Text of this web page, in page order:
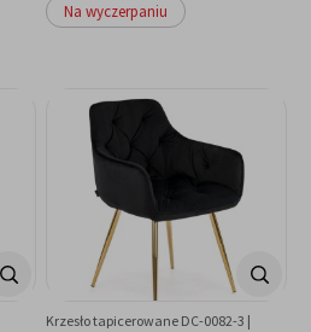
Na wyczerpaniu
Krzesło tapicerowane DC-0082-3 |